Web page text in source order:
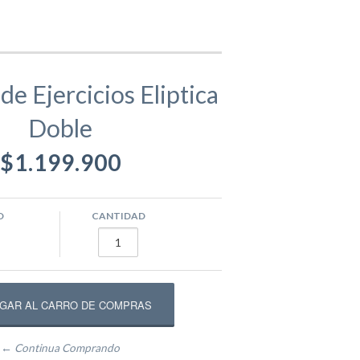
Ejercicios Eliptica
Doble
$1.199.900
CANTIDAD
← Continua Comprando